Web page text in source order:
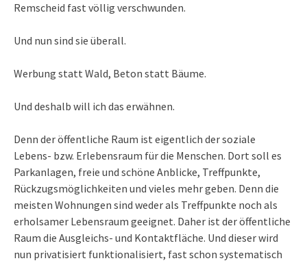
Remscheid fast völlig verschwunden.
Und nun sind sie überall.
Werbung statt Wald, Beton statt Bäume.
Und deshalb will ich das erwähnen.
Denn der öffentliche Raum ist eigentlich der soziale
Lebens- bzw. Erlebensraum für die Menschen. Dort soll es
Parkanlagen, freie und schöne Anblicke, Treffpunkte,
Rückzugsmöglichkeiten und vieles mehr geben. Denn die
meisten Wohnungen sind weder als Treffpunkte noch als
erholsamer Lebensraum geeignet. Daher ist der öffentliche
Raum die Ausgleichs- und Kontaktfläche. Und dieser wird
nun privatisiert funktionalisiert, fast schon systematisch